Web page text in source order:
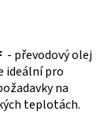
- převodový olej
ideální pro
na
teplotách.